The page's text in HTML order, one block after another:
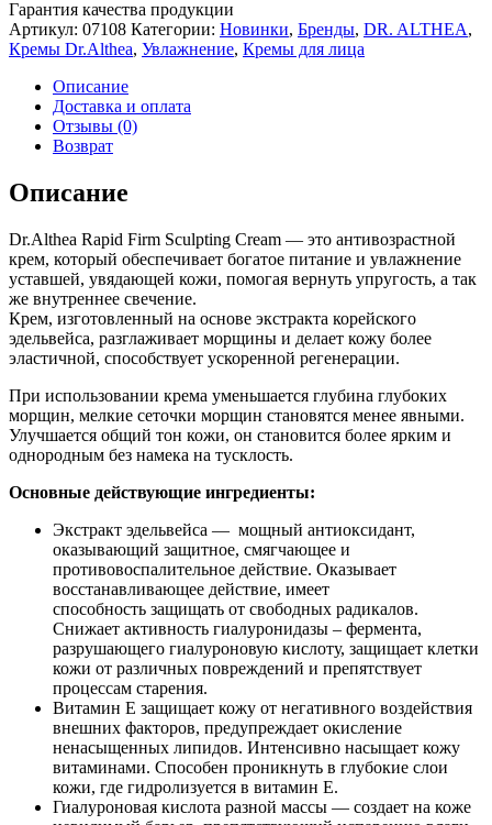
Гарантия качества продукции
Артикул: 07108 Категории: Новинки, Бренды, DR. ALTHEA,
Кремы Dr.Althea, Увлажнение, Кремы для лица
Описание
Доставка и оплата
Отзывы (0)
Возврат
Описание
Dr.Althea Rapid Firm Sculpting Cream — это антивозрастной
крем, который обеспечивает богатое питание и увлажнение
уставшей, увядающей кожи, помогая вернуть упругость, а так
же внутреннее свечение.
Крем, изготовленный на основе экстракта корейского
эдельвейса, разглаживает морщины и делает кожу более
эластичной, способствует ускоренной регенерации.
При использовании крема уменьшается глубина глубоких
морщин, мелкие сеточки морщин становятся менее явными.
Улучшается общий тон кожи, он становится более ярким и
однородным без намека на тусклость.
Основные действующие ингредиенты:
Экстракт эдельвейса — мощный антиоксидант,
оказывающий защитное, смягчающее и
противовоспалительное действие. Оказывает
восстанавливающее действие, имеет
способность защищать от свободных радикалов.
Снижает активность гиалуронидазы – фермента,
разрушающего гиалуроновую кислоту, защищает клетки
кожи от различных повреждений и препятствует
процессам старения.
Витамин Е защищает кожу от негативного воздействия
внешних факторов, предупреждает окисление
ненасыщенных липидов. Интенсивно насыщает кожу
витаминами. Способен проникнуть в глубокие слои
кожи, где гидролизуется в витамин Е.
Гиалуроновая кислота разной массы — создает на коже